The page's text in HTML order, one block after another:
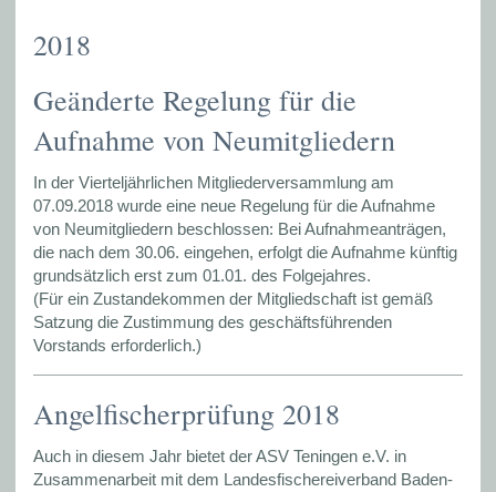
2018
Geänderte Regelung für die
Aufnahme von Neumitgliedern
In der Vierteljährlichen Mitgliederversammlung am
07.09.2018 wurde eine neue Regelung für die Aufnahme
von Neumitgliedern beschlossen: Bei Aufnahmeanträgen,
die nach dem 30.06. eingehen, erfolgt die Aufnahme künftig
grundsätzlich erst zum 01.01. des Folgejahres.
(Für ein Zustandekommen der Mitgliedschaft ist gemäß
Satzung die Zustimmung des geschäftsführenden
Vorstands erforderlich.)
Angelfischerprüfung 2018
Auch in diesem Jahr bietet der ASV Teningen e.V. in
Zusammenarbeit mit dem Landesfischereiverband Baden-